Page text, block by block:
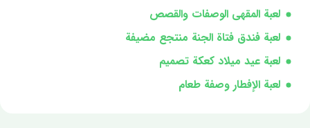
لعبة المقهى الوصفات والقصص
لعبة فندق فتاة الجنة منتجع مضيفة
لعبة عيد ميلاد كعكة تصميم
لعبة الإفطار وصفة طعام